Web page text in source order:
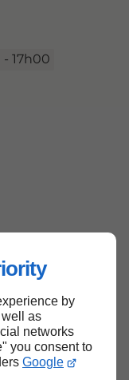
by
as
networks
you consent to
Google
- 17h00